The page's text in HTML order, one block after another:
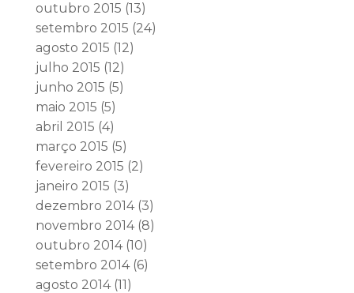
outubro 2015 (13)
setembro 2015 (24)
agosto 2015 (12)
julho 2015 (12)
junho 2015 (5)
maio 2015 (5)
abril 2015 (4)
março 2015 (5)
fevereiro 2015 (2)
janeiro 2015 (3)
dezembro 2014(3)
novembro 2014(8)
outubro 2014(10)
setembro 2014(6)
agosto 2014(11)